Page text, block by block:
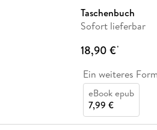
Taschenbuch
Sofort lieferbar
18,90 €*
Ein weiteres
eBook epub
7,99 €